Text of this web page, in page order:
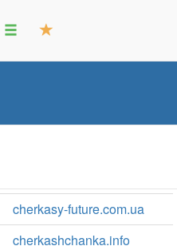
cherkasy-future.com.ua
cherkashchanka.info